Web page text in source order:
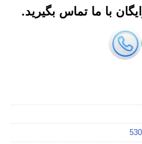
با ما تماس بگیرید.